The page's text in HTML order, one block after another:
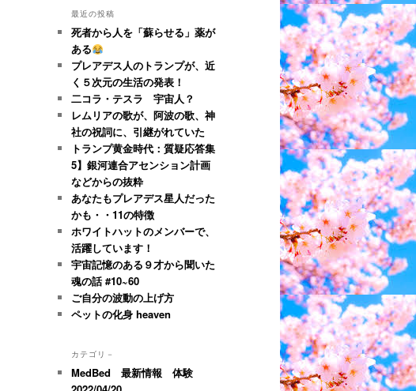
最近の投稿
死者から人を「蘇らせる」薬が
ある
プレアデス人のトランプが、近
く５次元の生活の発表！
二コラ・テスラ 宇宙人？
レムリアの歌が、阿波の歌、神
社の祝詞に、引継がれていた
トランプ黄金時代：質疑応答集
5】銀河連合アセンション計画
などからの抜粋
あなたもプレアデス星人だった
かも・・11の特徴
ホワイトハットのメンバーで、
活躍しています！
宇宙記憶のある９才から聞いた
魂の話 #10~60
ご自分の波動の上げ方
ペットの化身 heaven
カテゴリ－
MedBed 最新情報 体験